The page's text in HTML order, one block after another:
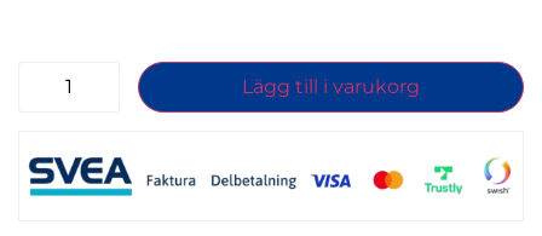
Lägg till i varukorg